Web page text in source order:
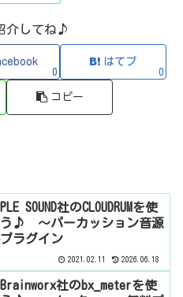
介してね♪
0
はてブ
0
コピー
SOUND社のCLOUDRUMを使
う♪ ～パーカッション音源
ラグイン
2021.02.11 2026.06.18
社のbx_meterを使